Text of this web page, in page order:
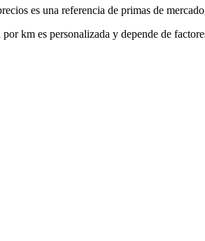
es una referencia de primas de
km es personalizada y depende de